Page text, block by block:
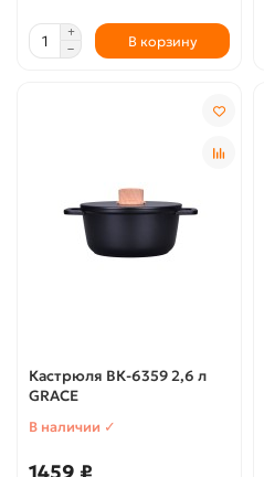
В корзину
Кастрюля ВК-6359 2,6 л
GRACE
В наличии ✓